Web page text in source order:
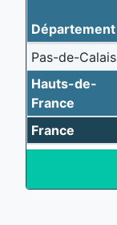
Département
Pas-de-Calais
Hauts-de-
France
France